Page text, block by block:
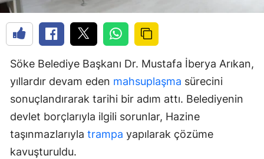
Söke Belediye Başkanı Dr. Mustafa İberya Arıkan,
yıllardır devam eden mahsuplaşma sürecini
sonuçlandırarak tarihi bir adım attı. Belediyenin
devlet borçlarıyla ilgili sorunlar, Hazine
taşınmazlarıyla trampa yapılarak çözüme
kavuşturuldu.